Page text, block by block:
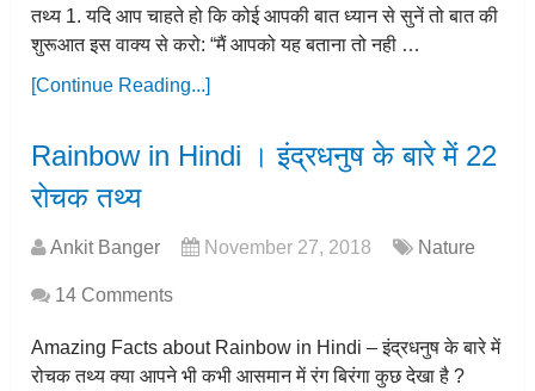
तथ्य 1. यदि आप चाहते हो कि कोई आपकी बात ध्यान से सुनें तो बात की
शुरूआत इस वाक्य से करो: “मैं आपको यह बताना तो नही …
[Continue Reading...]
Rainbow in Hindi । इंद्रधनुष के बारे में 22
रोचक तथ्य
Ankit Banger November 27, 2018 Nature
14 Comments
Amazing Facts about Rainbow in Hindi – इंद्रधनुष के बारे में
रोचक तथ्य क्या आपने भी कभी आसमान में रंग बिरंगा कुछ देखा है ?